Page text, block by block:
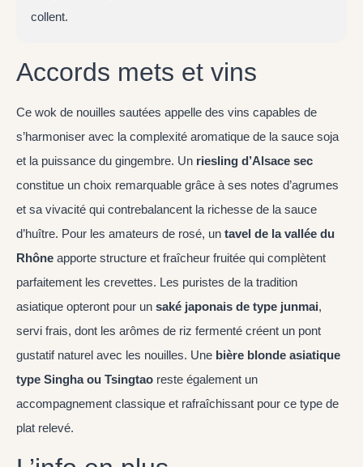
collent.
Accords mets et vins
Ce wok de nouilles sautées appelle des vins capables de
s’harmoniser avec la complexité aromatique de la sauce soja
et la puissance du gingembre. Un riesling d’Alsace sec
constitue un choix remarquable grâce à ses notes d’agrumes
et sa vivacité qui contrebalancent la richesse de la sauce
d’huître. Pour les amateurs de rosé, un tavel de la vallée du
Rhône apporte structure et fraîcheur fruitée qui complètent
parfaitement les crevettes. Les puristes de la tradition
asiatique opteront pour un saké japonais de type junmai,
servi frais, dont les arômes de riz fermenté créent un pont
gustatif naturel avec les nouilles. Une bière blonde asiatique
type Singha ou Tsingtao reste également un
accompagnement classique et rafraîchissant pour ce type de
plat relevé.